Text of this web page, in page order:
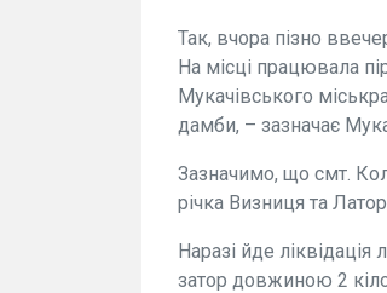
Так, вчора пізно
На місці працювала
Мукачівського
дамби, – зазначає
Зазначимо, що смт.
річка Визниця та
Наразі йде
затор довжиною 2